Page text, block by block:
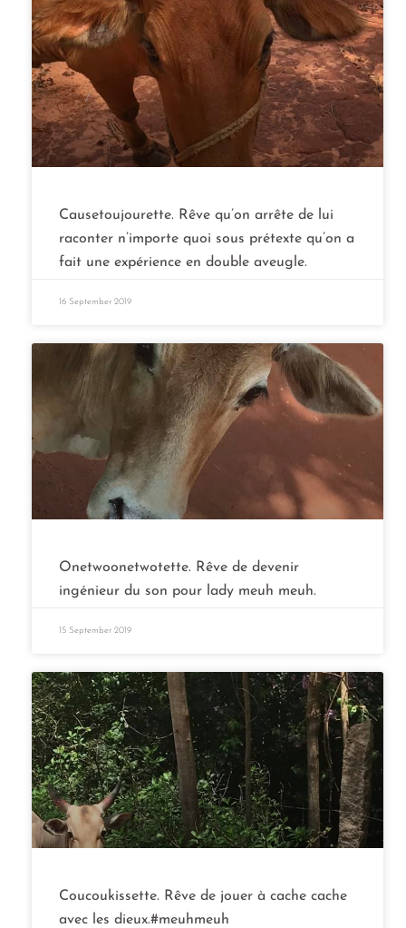
Causetoujourette. Rêve qu’on arrête de lui
raconter n’importe quoi sous prétexte qu’on a
fait une expérience en double aveugle.
16 September 2019
Onetwoonetwotette. Rêve de devenir
ingénieur du son pour lady meuh meuh.
15 September 2019
Coucoukissette. Rêve de jouer à cache cache
avec les dieux.#meuhmeuh